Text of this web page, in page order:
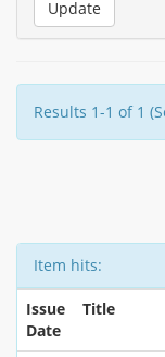
Results 1-1 of 1
Item hits:
Issue
Date
Title